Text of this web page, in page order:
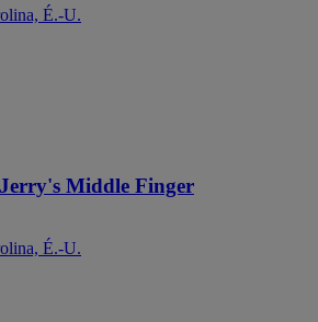
É.-U.
Middle Finger
É.-U.